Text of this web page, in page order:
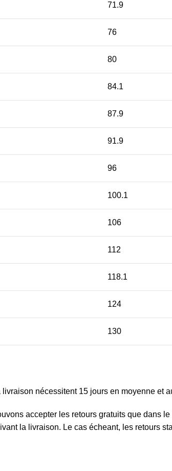
71.9
76
80
84.1
87.9
91.9
96
100.1
106
112
118.1
124
130
nécessitent 15 jours en moyenne et
accepter les retours gratuits que dans
la livraison. Le cas écheant, les retours